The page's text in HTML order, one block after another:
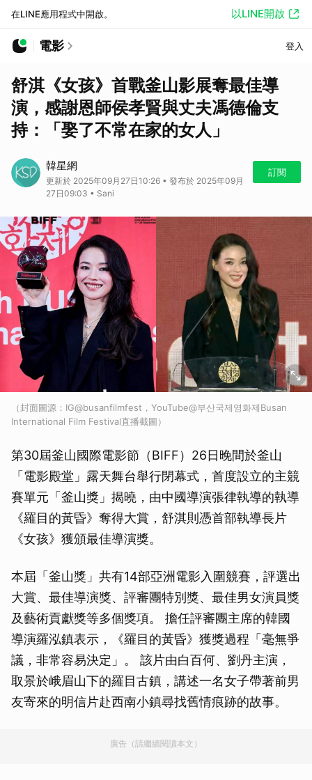
在LINE應用程式中開啟。 以LINE開啟
電影 登入
舒淇《女孩》首戰釜山影展奪最佳導
演，感謝恩師侯孝賢與丈夫馮德倫支
持：「娶了不常在家的女人」
韓星網
更新於 2025年09月27日10:26 • 發布於 2025年09月
27日09:03 • Sani
訂閱
（封面圖源：IG@busanfilmfest，YouTube@부산국제영화제Busan
International Film Festival直播截圖）
第30屆釜山國際電影節（BIFF）26日晚間於釜山
「電影殿堂」露天舞台舉行閉幕式，首度設立的主競
賽單元「釜山獎」揭曉，由中國導演張律執導的執導
《羅目的黃昏》奪得大賞，舒淇則憑首部執導長片
《女孩》獲頒最佳導演獎。
本屆「釜山獎」共有14部亞洲電影入圍競賽，評選出
大賞、最佳導演獎、評審團特別獎、最佳男女演員獎
及藝術貢獻獎等多個獎項。 擔任評審團主席的韓國
導演羅泓鎮表示，《羅目的黃昏》獲獎過程「毫無爭
議，非常容易決定」。 該片由白百何、劉丹主演，
取景於峨眉山下的羅目古鎮，講述一名女子帶著前男
友寄來的明信片赴西南小鎮尋找舊情痕跡的故事。
廣告（請繼續閱讀本文）